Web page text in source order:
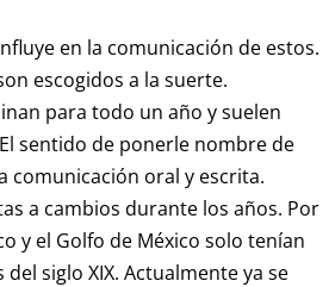
en la comunicación de estos.
escogidos a la suerte.
para todo un año y suelen
sentido de ponerle nombre de
comunicación oral y escrita.
a cambios durante los años. Por
y el Golfo de México solo tenían
siglo XIX. Actualmente ya se